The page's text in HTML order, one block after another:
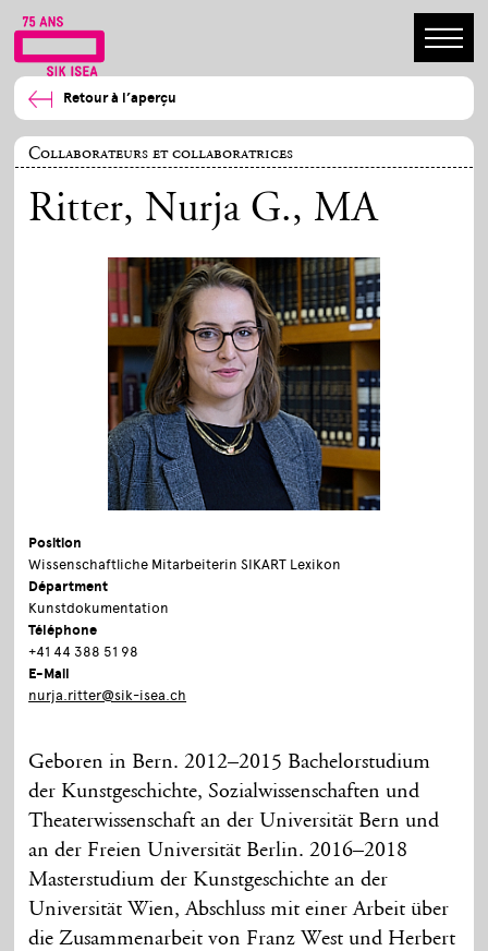
Retour à l’aperçu
Collaborateurs et collaboratrices
Ritter, Nurja G., MA
Position
Wissenschaftliche Mitarbeiterin SIKART Lexikon
Départment
Kunstdokumentation
Téléphone
+41 44 388 51 98
E-Mail
nurja.ritter@sik-isea.ch
Geboren in Bern. 2012–2015 Bachelorstudium
der Kunstgeschichte, Sozialwissenschaften und
Theaterwissenschaft an der Universität Bern und
an der Freien Universität Berlin. 2016–2018
Masterstudium der Kunstgeschichte an der
Universität Wien, Abschluss mit einer Arbeit über
die Zusammenarbeit von Franz West und Herbert